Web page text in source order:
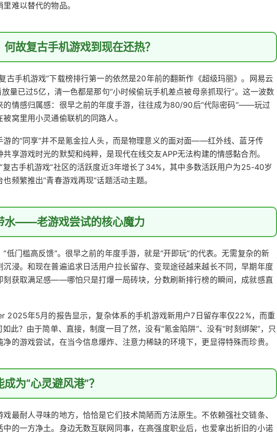
难以替代的物品。
故复古手机游戏到现在还热？
手机游戏”下载榜排行第一的依然是20年前的翻新作《超级玛丽》。网易云
量已过5亿，清一色都是那句“小时候偷玩手机差点被母亲抓现行”。这一波数
的情感归属感：很早之前的年度手游，往往成为80/90后“代际密码”——玩过
窝里用小灵通偷联机的同路人。
游的“同享”并不是氪金拉人头，而是物理意义的面对面——红外线、蓝牙传
享游戏时光的默契和纯粹，是现代在线交友APP无法构建的情感黏合剂。
古手机游戏”社区的活跃度近3年增长了34%，其中多数活跃用户为25-40岁
频繁推出“青春游戏再现”话题活动主题。
水——老游戏尝试的核心魔力
低门槛高反馈”。很早之前的年度手游，就是“开即玩”的代表。无需复杂的新
浸。和现在普遍追求日活用户拉长留存、变现途径越来越长不同，早期年度
刻获取满足感——哪怕只是打爆一局砖块，分数刷新排行榜的瞬间，成就感直
2025年5月的报告显示，复杂体系的手机游戏新用户7日留存率仅22%，而重
此？由于简单、直接，制度一目了然，没有“氪金陷阱”、没有“时刻绑架”，只
的游戏尝试，在当今信息爆炸、注意力稀缺的环境下，更显得特殊而珍贵。
为“心灵避风港”？
最耐人寻味的地方，恰恰是它们技术简陋而方法原生。不依赖强社交链条、
的一方净土。身边无数互联网同事，在高强度职业后，也爱拿出折旧的小诺